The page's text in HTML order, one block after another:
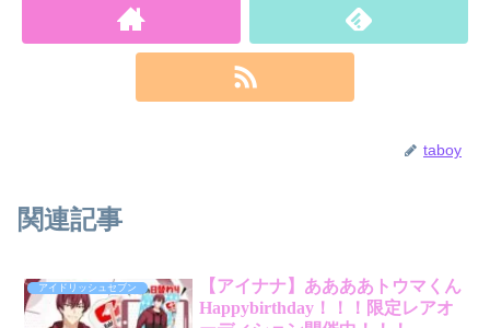
taboy
関連記事
アイドリッシュセブン
【アイナナ】ああああトウマくん
Happybirthday！！！限定レアオ